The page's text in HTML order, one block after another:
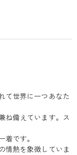
て世界に一つあなた
ね備えています。ス
です。
情熱を象徴していま